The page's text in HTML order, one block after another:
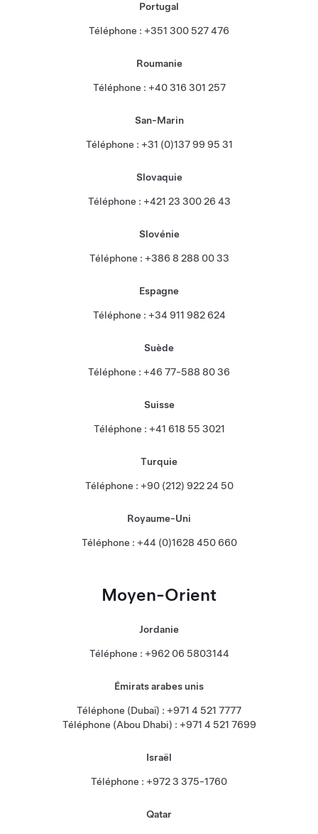
Portugal
Téléphone : +351 300 527 476
Roumanie
Téléphone : +40 316 301 257
San-Marin
Téléphone : +31 (0)137 99 95 31
Slovaquie
Téléphone : +421 23 300 26 43
Slovénie
Téléphone : +386 8 288 00 33
Espagne
Téléphone : +34 911 982 624
Suède
Téléphone : +46 77-588 80 36
Suisse
Téléphone : +41 618 55 3021
Turquie
Téléphone : +90 (212) 922 24 50
Royaume-Uni
Téléphone : +44 (0)1628 450 660
Moyen-Orient
Jordanie
Téléphone : +962 06 5803144
Émirats arabes unis
Téléphone (Dubaï) : +971 4 521 7777
Téléphone (Abou Dhabi) : +971 4 521 7699
Israël
Téléphone : +972 3 375-1760
Qatar